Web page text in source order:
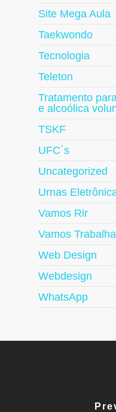
Site Mega Aula
Taekwondo
Tecnologia
Teleton
Tratamento
e alcoólica
TSKF
UFC´s
Uncategorized
Urnas
Vamos Rir
Vamos
Web Design
Webdesign
WhatsApp